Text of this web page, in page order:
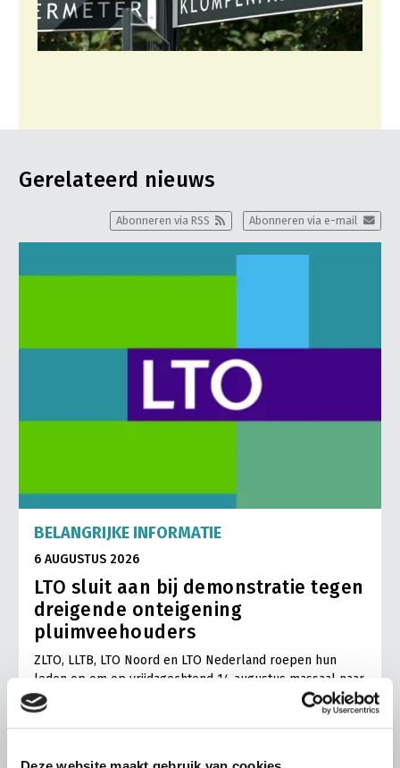
Gerelateerd nieuws
Abonneren via e-mail
Abonneren via RSS
BELANGRIJKE INFORMATIE
6 AUGUSTUS 2026
LTO sluit aan bij demonstratie tegen
dreigende onteigening
pluimveehouders
ZLTO, LLTB, LTO Noord en LTO Nederland roepen hun
leden op om op vrijdagochtend 14 augustus massaal naar
het voorplein van het provinciehuis in Den Bosch te
komen…